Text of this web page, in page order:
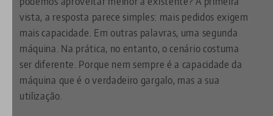
vista, a resposta parece simples: mais pedidos exigem
mais capacidade. Em outras palavras, uma segunda
máquina. Na prática, no entanto, o cenário costuma
ser diferente. Porque nem sempre é a capacidade da
máquina que é o verdadeiro gargalo, mas a sua
utilização.